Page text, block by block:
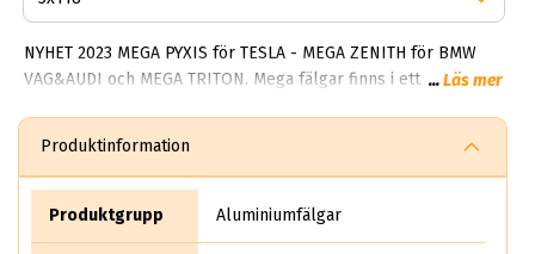
NYHET 2023 MEGA PYXIS för TESLA - MEGA ZENITH för BMW
VAG&AUDI och MEGA TRITON. Mega fälgar finns i ett brett
deras förmåga att alltid skapa robusta fälgar som tål både
vinter och sommarbruk. I kollektionen finns Hercules 5 och
storsäljaren Polera samt Virgo. Samtliga modeller (inte alla)
...Läs mer
Produktinformation
Produktgrupp Aluminiumfälgar